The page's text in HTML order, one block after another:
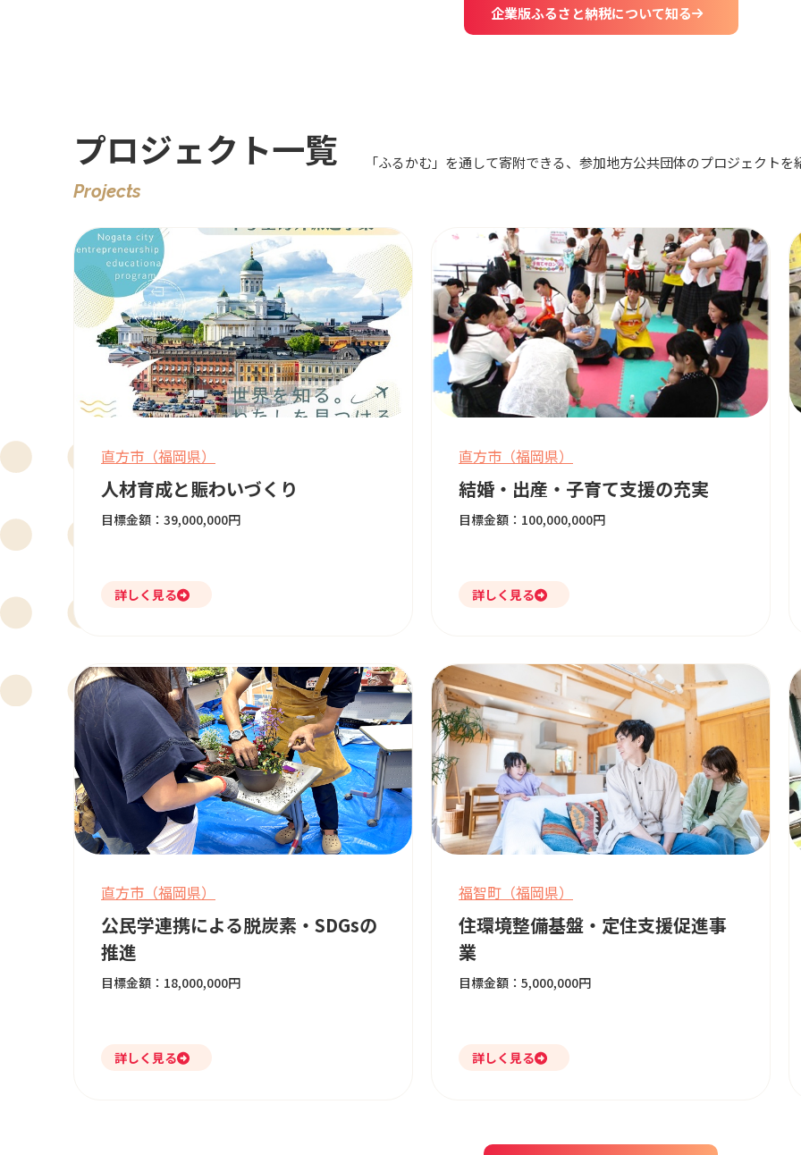
企業版ふるさと納税について知る
プロジェクト一覧
Projects
「ふるかむ」を通して寄附できる、参加地方公共団体のプロジェクトを
直方市（福岡県）
人材育成と賑わいづくり
目標金額：39,000,000円
詳しく見る
直方市（福岡県）
結婚・出産・子育て支援の充実
目標金額：100,000,000円
詳しく見る
直方市（福岡県）
公民学連携による脱炭素・SDGsの
推進
目標金額：18,000,000円
詳しく見る
福智町（福岡県）
住環境整備基盤・定住支援促進事
業
目標金額：5,000,000円
詳しく見る